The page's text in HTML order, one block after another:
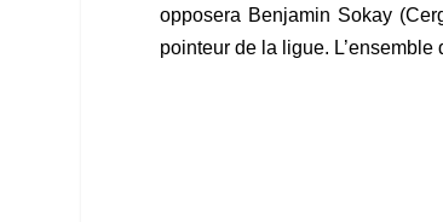
opposera Benjamin Sokay
pointeur de la ligue.